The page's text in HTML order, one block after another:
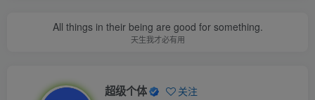
All things in their being are good for something.
天生我才必有用
超级个体 关注